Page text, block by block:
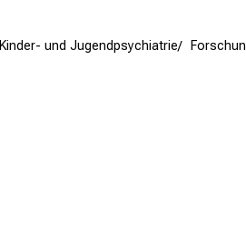
Kinder- und Jugendpsychiatrie